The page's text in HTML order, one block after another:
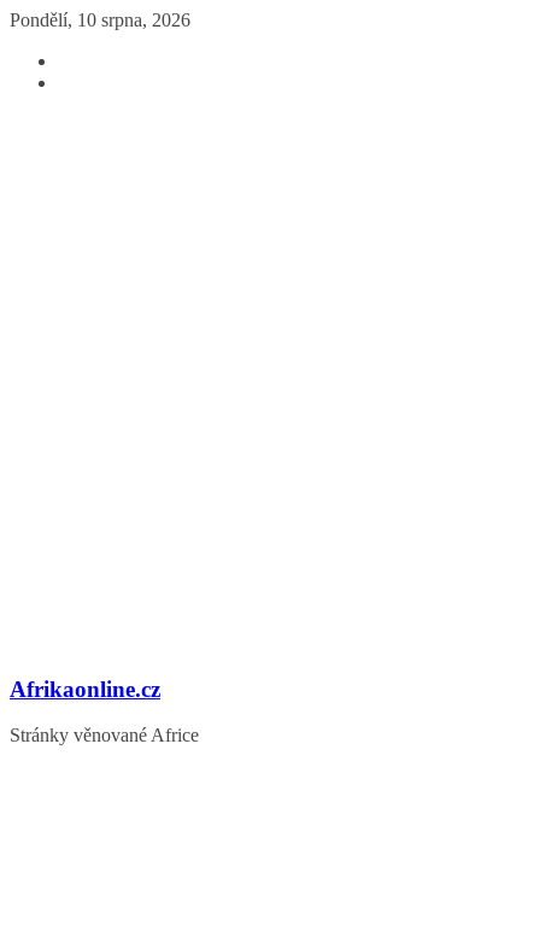
Přeskočit
obsah
Pondělí, 10 srpna, 2026
Afrikaonline.cz
Stránky věnované Africe